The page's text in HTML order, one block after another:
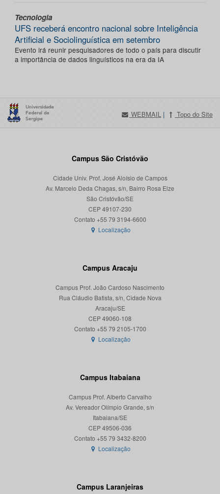
Tecnologia
UFS receberá encontro nacional sobre Inteligência
Artificial e Sociolinguística em setembro
Evento irá reunir pesquisadores de todo o país para discutir
a importância de dados linguísticos na era da IA
WEBMAIL | Topo do Site
Campus São Cristóvão
Cidade Univ. Prof. José Aloísio de Campos
Av. Marcelo Deda Chagas, s/n, Bairro Rosa Elze
São Cristóvão/SE
CEP 49107-230
Localização
Campus Aracaju
Campus Prof. João Cardoso Nascimento
Rua Cláudio Batista, s/n, Cidade Nova
Aracaju/SE
CEP 49060-108
Localização
Campus Itabaiana
Campus Prof. Alberto Carvalho
Av. Vereador Olímpio Grande, s/n
Itabaiana/SE
CEP 49506-036
Localização
Campus Laranjeiras